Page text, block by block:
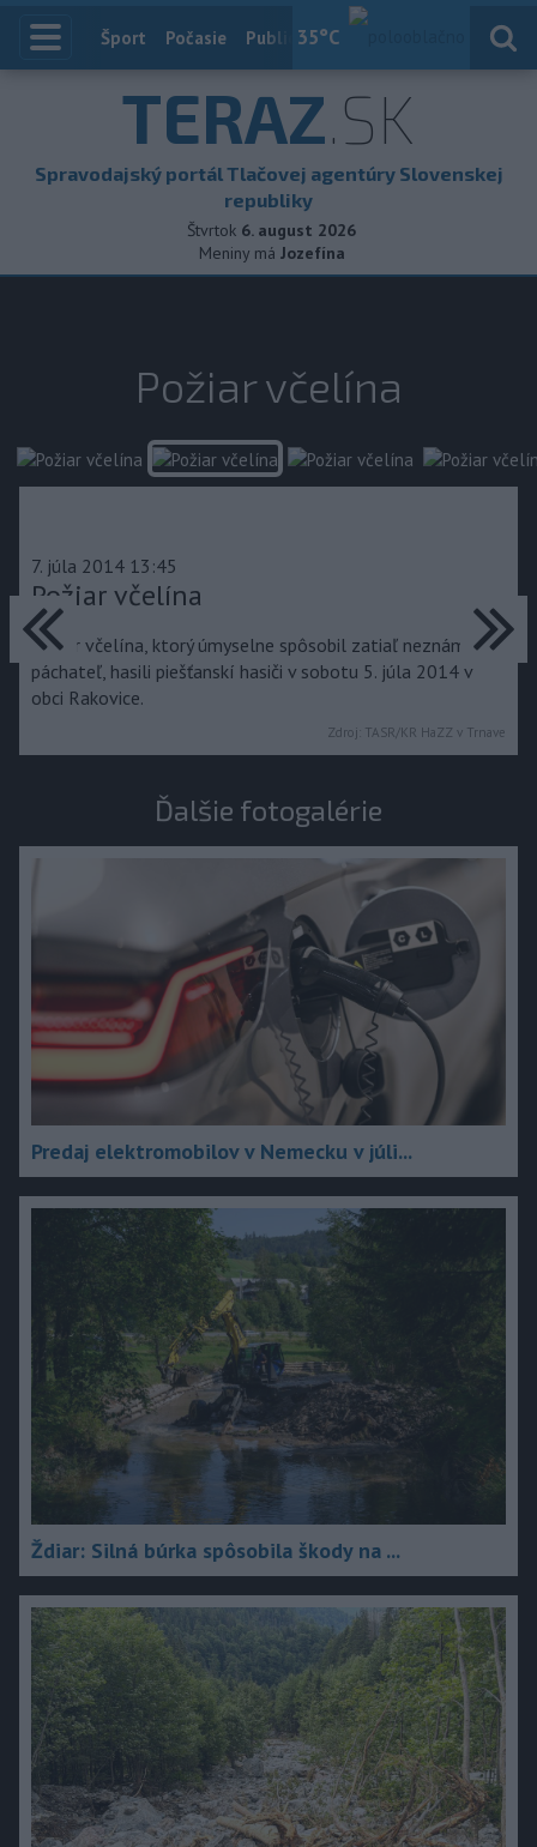
35°C
Index
Šport Počasie Publicistika
TERAZ.SK
Spravodajský portál Tlačovej agentúry Slovenskej
republiky
Štvrtok 6. august 2026
Meniny má Jozefína
Požiar včelína
7. júla 2014 13:45
Požiar včelína
Požiar včelína, ktorý úmyselne spôsobil zatiaľ neznámy
páchateľ, hasili piešťanskí hasiči v sobotu 5. júla 2014 v
obci Rakovice.
Zdroj: TASR/KR HaZZ v Trnave
predchádzajúce
Ďalšie fotogalérie
Predaj elektromobilov v Nemecku v júli...
Ždiar: Silná búrka spôsobila škody na ...